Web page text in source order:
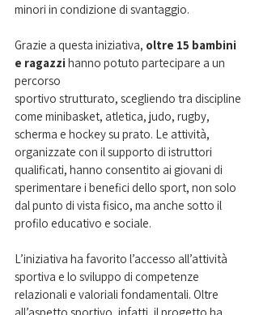
minori in condizione di svantaggio.
Grazie a questa iniziativa, oltre 15 bambini
e ragazzi hanno potuto partecipare a un
percorso
sportivo strutturato, scegliendo tra discipline
come minibasket, atletica, judo, rugby,
scherma e hockey su prato. Le attività,
organizzate con il supporto di istruttori
qualificati, hanno consentito ai giovani di
sperimentare i benefici dello sport, non solo
dal punto di vista fisico, ma anche sotto il
profilo educativo e sociale.
L’iniziativa ha favorito l’accesso all’attività
sportiva e lo sviluppo di competenze
relazionali e valoriali fondamentali. Oltre